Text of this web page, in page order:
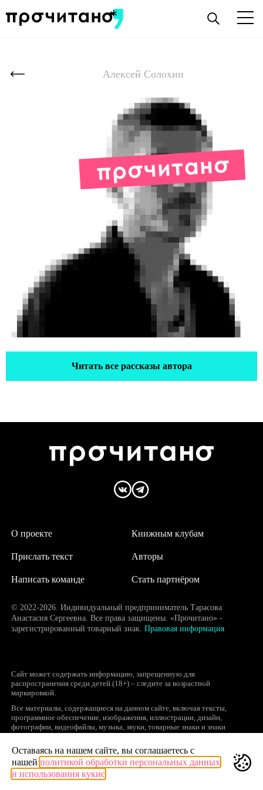
Алексей Солохин
Читать все рассказы автора
О проекте
Написать команде
Авторы
Прислать текст
Книжным клубам
Стать партнёром
© 2022-2026. Индивидуальный предприниматель Тарасова
Анастасия Сергеевна. Все права защищены. «Прочитано» -
зарегистрированный товарный знак. Правовая информация
Сайт может содержать информацию, запрещенную для
распространения среди детей (18+) – следите за возрастной
маркировкой.
Все материалы, содержащиеся на данном сайте, включая тексты,
программное обеспечение, изображения, иллюстрации, дизайн,
фотографии, видеофайлы, музыка, звуки, товарные знаки и знаки
объектами интеллектуальной собственности, исключительные права на
использование которых принадлежат правообладателям.
Запрещается полное или частичное копирование и распространение (в
том числе, путем воспроизведения и размещения на других сайтах и
Оставаясь на нашем сайте, вы соглашаетесь с
нашей политикой обработки персональных данных
и использования кукис